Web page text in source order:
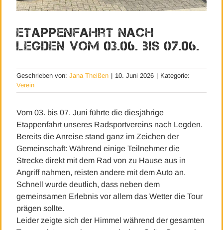
Etappenfahrt nach
Legden vom 03.06. bis 07.06.
Geschrieben von: Jana Theißen | 10. Juni 2026 | Kategorie:
Verein
Vom 03. bis 07. Juni führte die diesjährige
Etappenfahrt unseres Radsportvereins nach Legden.
Bereits die Anreise stand ganz im Zeichen der
Gemeinschaft: Während einige Teilnehmer die
Strecke direkt mit dem Rad von zu Hause aus in
Angriff nahmen, reisten andere mit dem Auto an.
Schnell wurde deutlich, dass neben dem
gemeinsamen Erlebnis vor allem das Wetter die Tour
prägen sollte.
Leider zeigte sich der Himmel während der gesamten